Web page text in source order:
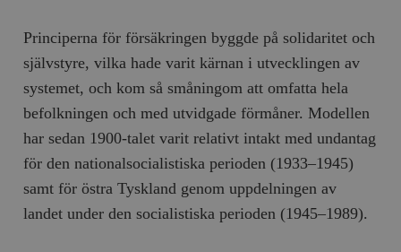
Principerna för försäkringen byggde på solidaritet och
självstyre, vilka hade varit kärnan i utvecklingen av
systemet, och kom så småningom att omfatta hela
befolkningen och med utvidgade förmåner. Modellen
har sedan 1900-talet varit relativt intakt med undantag
för den nationalsocialistiska perioden (1933–1945)
samt för östra Tyskland genom uppdelningen av
landet under den socialistiska perioden (1945–1989).